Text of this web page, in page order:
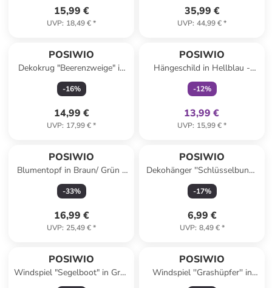
15,99 €
UVP: 18,49 €*
35,99 €
UVP: 44,99 €*
POSIWIO
Dekokrug "Beerenzweige" in
Creme - (H)18,5 cm
-16%
14,99 €
UVP: 17,99 €*
POSIWIO
Hängeschild in Hellblau -
(L)40 x (B)35 cm
-12%
13,99 €
UVP: 15,99 €*
POSIWIO
Blumentopf in Braun/ Grün -
(B)33,5 x (H)30 x (T)15,5 cm
-33%
16,99 €
UVP: 25,49 €*
POSIWIO
Dekohänger ''Schlüsselbund''
in Braun - (L)22 cm
-17%
6,99 €
UVP: 8,49 €*
POSIWIO
Windspiel "Segelboot" in Grau
- (B)78 x (H)126 cm
POSIWIO
Windspiel ''Grashüpfer'' in
Grün - (B)64 x (H)128 x (T)8